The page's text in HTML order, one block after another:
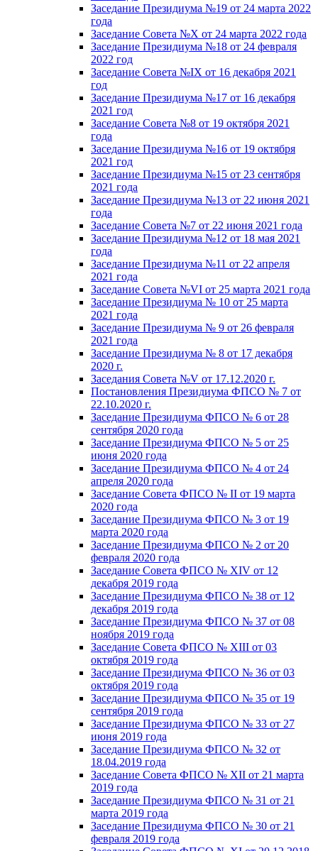
Заседание Президиума №19 от 24 марта 2022
года
Заседание Совета №X от 24 марта 2022 года
Заседание Президиума №18 от 24 февраля
2022 год
Заседание Совета №IX от 16 декабря 2021
год
Заседание Президиума №17 от 16 декабря
2021 год
Заседание Совета №8 от 19 октября 2021
года
Заседание Президиума №16 от 19 октября
2021 год
Заседание Президиума №15 от 23 сентября
2021 года
Заседание Президиума №13 от 22 июня 2021
года
Заседание Совета №7 от 22 июня 2021 года
Заседание Президиума №12 от 18 мая 2021
года
Заседание Президиума №11 от 22 апреля
2021 года
Заседание Совета №VI от 25 марта 2021 года
Заседание Президиума № 10 от 25 марта
2021 года
Заседание Президиума № 9 от 26 февраля
2021 года
Заседание Президиума № 8 от 17 декабря
2020 г.
Заседания Совета №V от 17.12.2020 г.
Постановления Президиума ФПСО № 7 от
22.10.2020 г.
Заседание Президиума ФПСО № 6 от 28
сентября 2020 года
Заседание Президиума ФПСО № 5 от 25
июня 2020 года
Заседание Президиума ФПСО № 4 от 24
апреля 2020 года
Заседание Совета ФПСО № II от 19 марта
2020 года
Заседание Президиума ФПСО № 3 от 19
марта 2020 года
Заседание Президиума ФПСО № 2 от 20
февраля 2020 года
Заседание Совета ФПСО № XIV от 12
декабря 2019 года
Заседание Президиума ФПСО № 38 от 12
декабря 2019 года
Заседание Президиума ФПСО № 37 от 08
ноября 2019 года
Заседание Совета ФПСО № XIII от 03
октября 2019 года
Заседание Президиума ФПСО № 36 от 03
октября 2019 года
Заседание Президиума ФПСО № 35 от 19
сентября 2019 года
Заседание Президиума ФПСО № 33 от 27
июня 2019 года
Заседание Президиума ФПСО № 32 от
18.04.2019 года
Заседание Совета ФПСО № XII от 21 марта
2019 года
Заседание Президиума ФПСО № 31 от 21
марта 2019 года
Заседание Президиума ФПСО № 30 от 21
февраля 2019 года